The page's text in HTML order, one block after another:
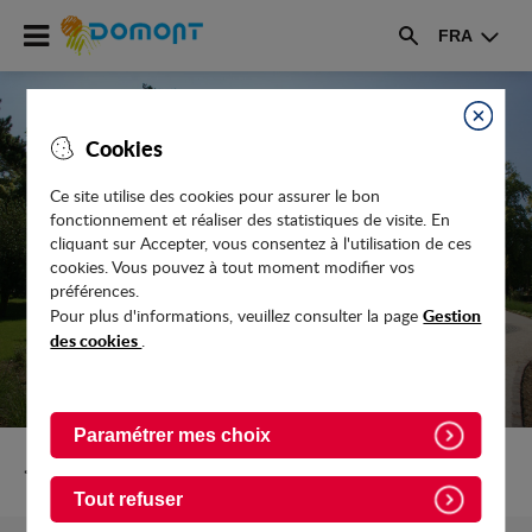
Cookies
Fermer
Ce site utilise des cookies pour assurer le bon
fonctionnement et réaliser des statistiques de visite. En
cliquant sur Accepter, vous consentez à l'utilisation de ces
cookies. Vous pouvez à tout moment modifier vos
préférences.
Pour plus d'informations, veuillez consulter la pageGestion
des cookies .
Paramétrer mes choix
Tout refuser
Accéder
au
menu
Accéder
contenu
Rechercher
FRA
COEUR DE VILLE : A LA RENCONTRE DES
NOUVEAUX COMMERÇANTS
Retour vers Actualites